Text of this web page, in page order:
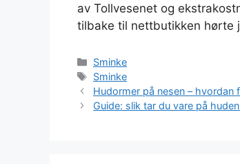
av Tollvesenet og
tilbake til nettbutikken hørte
Kategorier
Sminke
Stikkord
Sminke
Hudormer på nesen – hvordan
Guide: slik tar du vare på